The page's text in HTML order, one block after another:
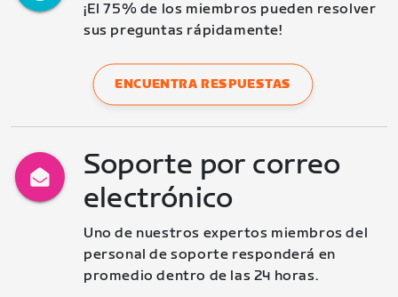
¡El 75% de los miembros pueden resolver
sus preguntas rápidamente!
ENCUENTRA RESPUESTAS
Soporte por correo
electrónico
Uno de nuestros expertos miembros del
personal de soporte responderá en
promedio dentro de las 24 horas.